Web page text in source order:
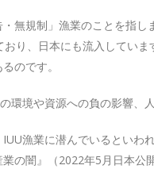
・無規制」漁業のことを指
おり、日本にも流入してい
のです。
環境や資源への負の影響、
漁業に潜んでいるとい
の闇』（2022年5月日本公